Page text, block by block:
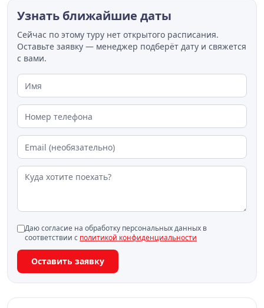
что упрощает передвижение по сосновому лесу.
Узнать ближайшие даты
Сейчас по этому туру нет открытого расписания.
Оставьте заявку — менеджер подберёт дату и свяжется
с вами.
Даю согласие на обработку персональных данных в
соответствии с политикой конфиденциальности
Оставить заявку